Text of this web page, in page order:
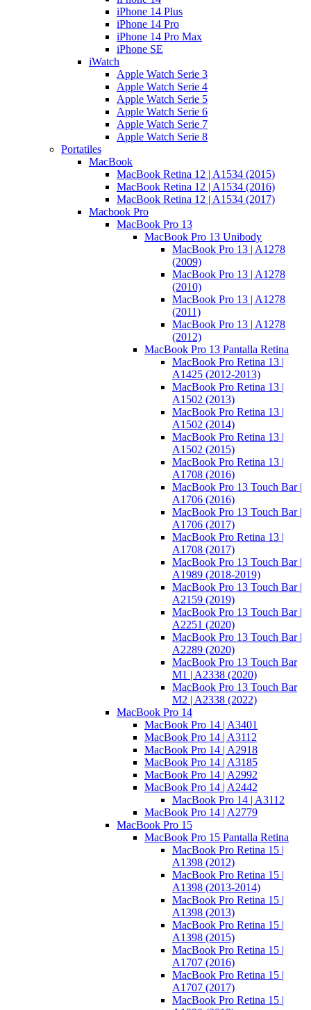
iPhone 14 Plus
iPhone 14 Pro
iPhone 14 Pro Max
iPhone SE
iWatch
Apple Watch Serie 3
Apple Watch Serie 4
Apple Watch Serie 5
Apple Watch Serie 6
Apple Watch Serie 7
Apple Watch Serie 8
Portatiles
MacBook
MacBook Retina 12 | A1534 (2015)
MacBook Retina 12 | A1534 (2016)
MacBook Retina 12 | A1534 (2017)
Macbook Pro
MacBook Pro 13
MacBook Pro 13 Unibody
MacBook Pro 13 | A1278
(2009)
MacBook Pro 13 | A1278
(2010)
MacBook Pro 13 | A1278
(2011)
MacBook Pro 13 | A1278
(2012)
MacBook Pro 13 Pantalla Retina
MacBook Pro Retina 13 |
A1425 (2012-2013)
MacBook Pro Retina 13 |
A1502 (2013)
MacBook Pro Retina 13 |
A1502 (2014)
MacBook Pro Retina 13 |
A1502 (2015)
MacBook Pro Retina 13 |
A1708 (2016)
MacBook Pro 13 Touch Bar |
A1706 (2016)
MacBook Pro 13 Touch Bar |
A1706 (2017)
MacBook Pro Retina 13 |
A1708 (2017)
MacBook Pro 13 Touch Bar |
A1989 (2018-2019)
MacBook Pro 13 Touch Bar |
A2159 (2019)
MacBook Pro 13 Touch Bar |
A2251 (2020)
MacBook Pro 13 Touch Bar |
A2289 (2020)
MacBook Pro 13 Touch Bar
M1 | A2338 (2020)
MacBook Pro 13 Touch Bar
M2 | A2338 (2022)
MacBook Pro 14
MacBook Pro 14 | A3401
MacBook Pro 14 | A3112
MacBook Pro 14 | A2918
MacBook Pro 14 | A3185
MacBook Pro 14 | A2992
MacBook Pro 14 | A2442
MacBook Pro 14 | A3112
MacBook Pro 14 | A2779
MacBook Pro 15
MacBook Pro 15 Pantalla Retina
MacBook Pro Retina 15 |
A1398 (2012)
MacBook Pro Retina 15 |
A1398 (2013-2014)
MacBook Pro Retina 15 |
A1398 (2013)
MacBook Pro Retina 15 |
A1398 (2015)
MacBook Pro Retina 15 |
A1707 (2016)
MacBook Pro Retina 15 |
A1707 (2017)
MacBook Pro Retina 15 |